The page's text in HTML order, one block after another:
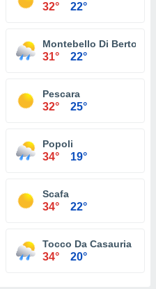
32° 22°
Montebello Di Bertona
31° 22°
Pescara
32° 25°
Popoli
34° 19°
Scafa
34° 22°
Tocco Da Casauria
34° 20°